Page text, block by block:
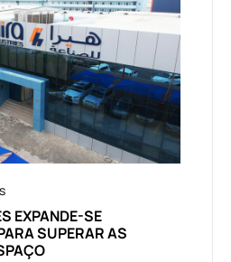
EXPANDE-SE
SUPERAR AS